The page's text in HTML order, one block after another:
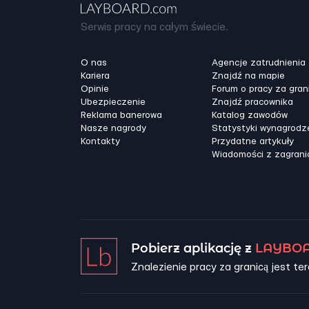
Serwis pracy na całym świecie.
O nas
Kariera
Opinie
Ubezpieczenie
Reklama banerowa
Nasze nagrody
Kontakty
Agencje zatrudnienia
Znajdź na mapie
Forum o pracy za
Znajdź pracownika
Katalog zawodów
Statystyki
Przydatne artykuły
Wiadomości z
Pobierz aplikację z
Znalezienie pracy za granicą jest